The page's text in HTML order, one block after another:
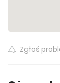
Zgłoś